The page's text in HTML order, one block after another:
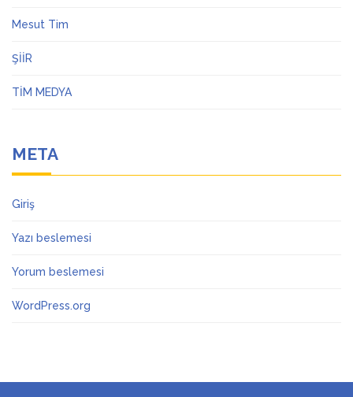
Mesut Tim
ŞİİR
TİM MEDYA
META
Giriş
Yazı beslemesi
Yorum beslemesi
WordPress.org